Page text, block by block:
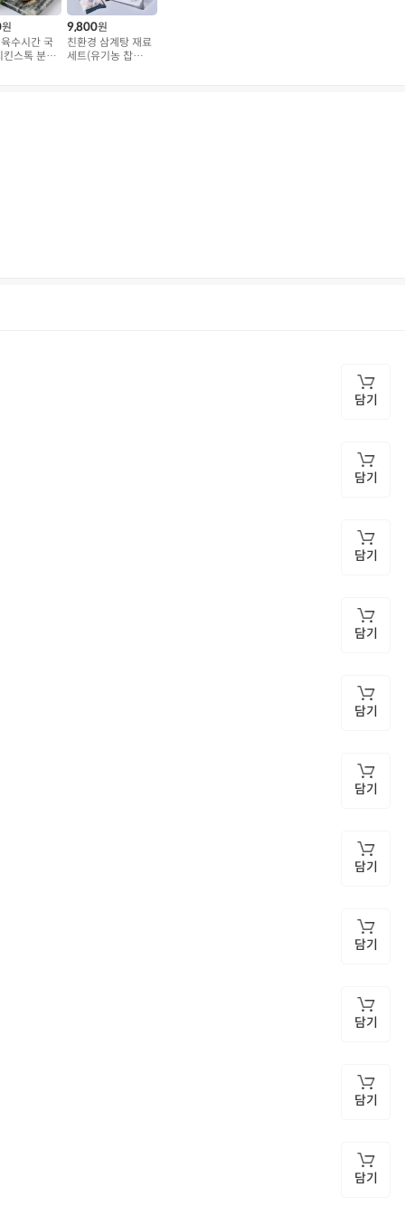
원
수시간 국
킨스톡 분말
9,800원
친환경 삼계탕 재료
세트(유기농 찹쌀
담기
담기
담기
담기
담기
담기
담기
담기
담기
담기
담기